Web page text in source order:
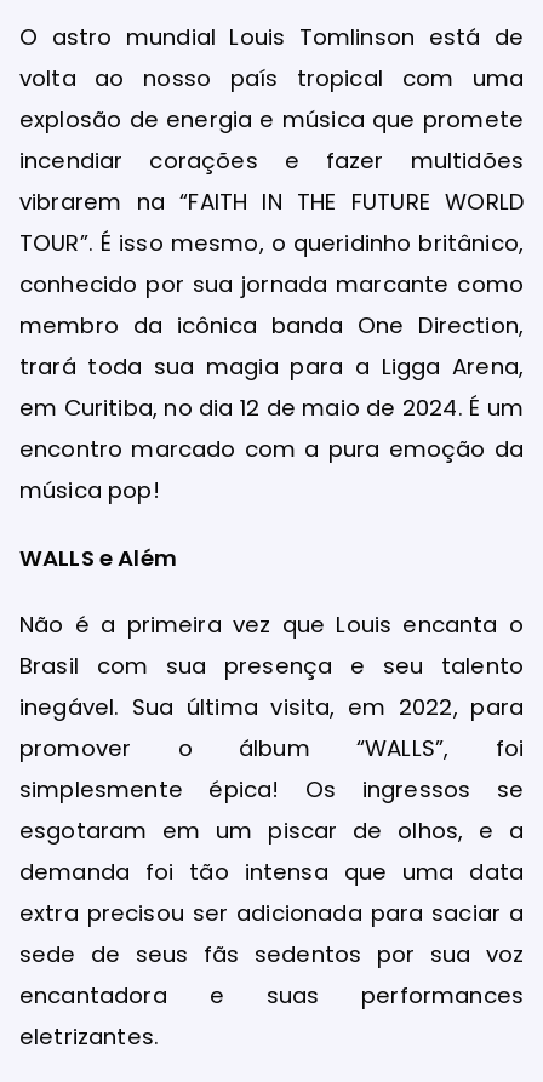
O astro mundial Louis Tomlinson está de
volta ao nosso país tropical com uma
explosão de energia e música que promete
incendiar corações e fazer multidões
vibrarem na “FAITH IN THE FUTURE WORLD
TOUR”. É isso mesmo, o queridinho britânico,
conhecido por sua jornada marcante como
membro da icônica banda One Direction,
trará toda sua magia para a Ligga Arena,
em Curitiba, no dia 12 de maio de 2024. É um
encontro marcado com a pura emoção da
música pop!
WALLS e Além
Não é a primeira vez que Louis encanta o
Brasil com sua presença e seu talento
inegável. Sua última visita, em 2022, para
promover o álbum “WALLS”, foi
simplesmente épica! Os ingressos se
esgotaram em um piscar de olhos, e a
demanda foi tão intensa que uma data
extra precisou ser adicionada para saciar a
sede de seus fãs sedentos por sua voz
encantadora e suas performances
eletrizantes.